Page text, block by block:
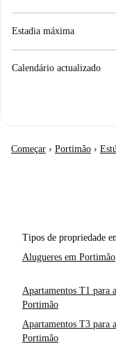
Estadia máxima
Calendário actualizado
Começar › Portimão ›
Tipos de propriedade
Alugueres em Portimão
Apartamentos T1 para
Portimão
Apartamentos T3 para
Portimão